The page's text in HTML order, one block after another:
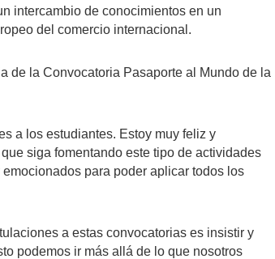
intercambio de conocimientos en un
del comercio internacional.
de la Convocatoria Pasaporte al Mundo de la
a los estudiantes. Estoy muy feliz y
siga fomentando este tipo de actividades
para poder aplicar todos los
a estas convocatorias es insistir y
podemos ir más allá de lo que nosotros